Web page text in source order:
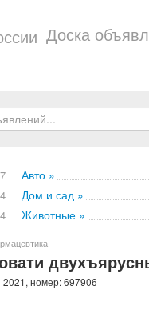
Доска
Авто »
Дом и сад »
Животные »
номер: 697906